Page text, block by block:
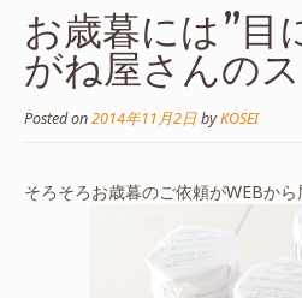
お歳暮には”目
がね屋さんの
Posted on2014年11月2日byKOSEI
そろそろお歳暮のご依頼がWEBから